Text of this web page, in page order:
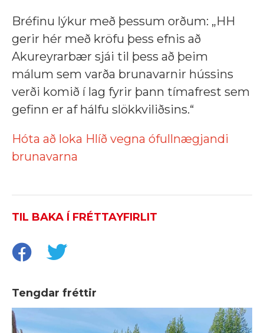
Bréfinu lýkur með þessum orðum: „HH
gerir hér með kröfu þess efnis að
Akureyrarbær sjái til þess að þeim
málum sem varða brunavarnir hússins
verði komið í lag fyrir þann tímafrest sem
gefinn er af hálfu slökkviliðsins.“
Hóta að loka Hlíð vegna ófullnægjandi
brunavarna
TIL BAKA Í FRÉTTAYFIRLIT
Tengdar fréttir